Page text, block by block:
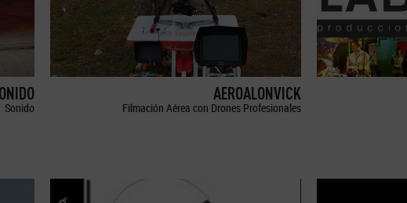
Sonido
AEROALONVICK
Filmación Aérea con Drones Profesionales